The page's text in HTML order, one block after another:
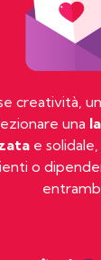
creatività,
una
e solidale,
o